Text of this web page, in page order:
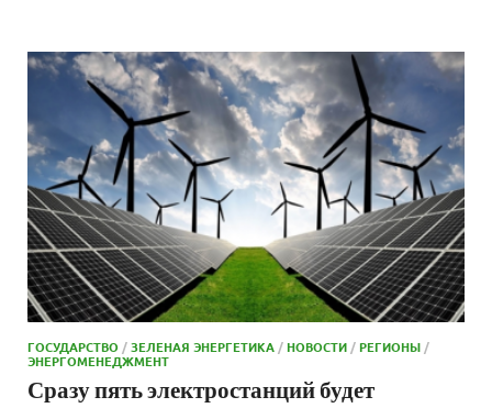
ГОСУДАРСТВО /ЗЕЛЕНАЯ ЭНЕРГЕТИКА /НОВОСТИ /РЕГИОНЫ /
ЭНЕРГОМЕНЕДЖМЕНТ
Сразу пять электростанций будет